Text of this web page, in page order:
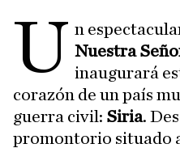
U n
Nuestra
inaugurará
corazón de un país
guerra civil: Siria.
promontorio situado